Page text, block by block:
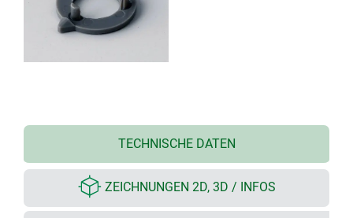
TECHNISCHE DATEN
ZEICHNUNGEN 2D, 3D / INFOS